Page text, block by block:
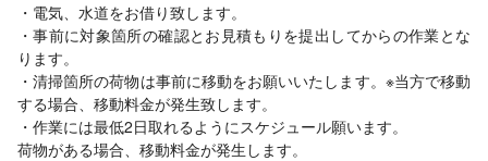
・電気、水道をお借り致します。
・事前に対象箇所の確認とお見積もりを提出してからの作業とな
ります。
・清掃箇所の荷物は事前に移動をお願いいたします。※当方で移動
する場合、移動料金が発生致します。
・作業には最低2日取れるようにスケジュール願います。
荷物がある場合、移動料金が発生します。